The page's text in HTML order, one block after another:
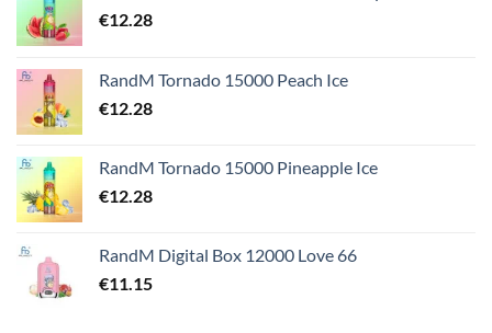
€12.28
RandM Tornado 15000 Peach Ice
€12.28
RandM Tornado 15000 Pineapple Ice
€12.28
RandM Digital Box 12000 Love 66
€11.15